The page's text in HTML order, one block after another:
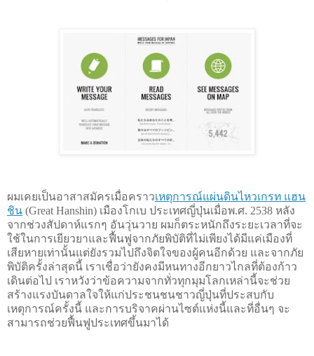
ผมเคยเป็นอาสาสมัครเมื่อคราวเหตุการณ์แผ่นดินไหวเกรท แฮน
ชิน (Great Hanshin) เมืองโกเบ ประเทศญี่ปุ่นเมื่อพ.ศ. 2538 หลัง
จากช่วงสัปดาห์แรกๆ อันวุ่นวาย ผมก็ตระหนักถึงระยะเวลาที่จะ
ใช้ในการเยียวยาและฟื้นฟูจากภัยพิบัติที่ไม่เพียงได้มีแค่เมืองที่
เสียหายเท่านั้นแต่ยังรวมไปถึงจิตใจของผู้คนอีกด้วย และจากภัย
พิบัติครั้งล่าสุดนี้ เราเชื่อว่ายังคงมีหนทางอีกยาวไกลที่ต้องก้าว
เดินต่อไป เราหวังว่าข้อความจากทั่วทุกมุมโลกเหล่านี้จะช่วย
สร้างแรงบันดาลใจให้แก่ประชนชนชาวญี่ปุ่นที่ประสบกับ
เหตุการณ์ครั้งนี้ และการบริจาคผ่านไซต์แห่งนี้และที่อื่นๆ จะ
สามารถช่วยฟื้นฟูประเทศขึ้นมาได้